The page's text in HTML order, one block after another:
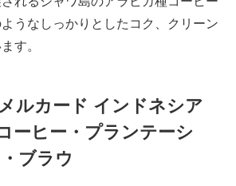
うなしっかりとしたコク、クリーン
す。
ルカード インドネシア
ーヒー・プランテーシ
ブラウ